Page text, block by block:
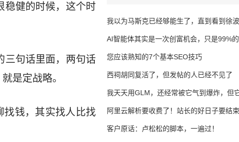
稳健的时候，这个时
三句话里面，两句话
是定战略。
找钱，其实找人比找
我以为马斯克已经够能生了，直到看到
AI智能体其实是一次创富机会，只是99%
错过了
您应该熟知的7个基本SEO技巧
西祠胡同复活了，但发帖的人已经不见了
我天天用GLM，还经常被它气到爆炸，但
16万亿
阿里云解析要收费了！站长的好日子要结
客户原话：卢松松的脚本，一遍过！